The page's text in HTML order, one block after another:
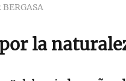
BERGASA
la